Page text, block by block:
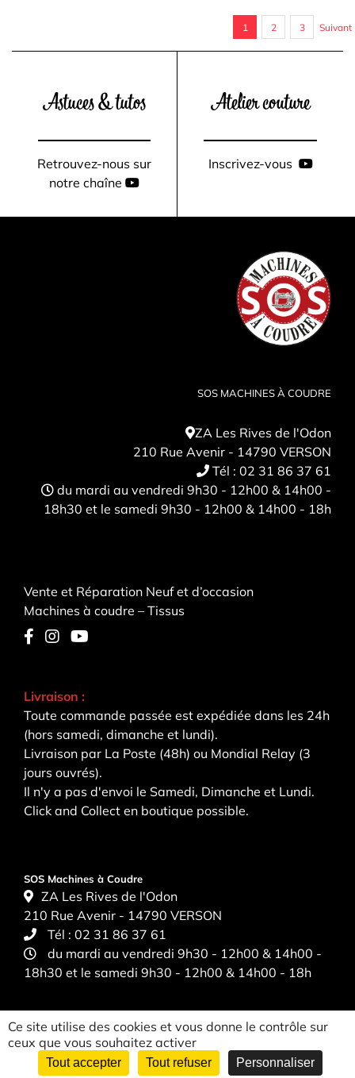
1 2 3 Suivant
Astuces & tutos
Retrouvez-nous sur
notre chaîne
Atelier couture
Inscrivez-vous
SOS MACHINES À COUDRE
ZA Les Rives de l'Odon
210 Rue Avenir - 14790 VERSON
Tél : 02 31 86 37 61
du mardi au vendredi 9h30 - 12h00 & 14h00 -
18h30 et le samedi 9h30 - 12h00 & 14h00 - 18h
Vente et Réparation Neuf et d’occasion
Machines à coudre – Tissus
Livraison :
Toute commande passée est expédiée dans les 24h
(hors samedi, dimanche et lundi).
Livraison par La Poste (48h) ou Mondial Relay (3
jours ouvrés).
Il n'y a pas d'envoi le Samedi, Dimanche et Lundi.
Click and Collect en boutique possible.
SOS Machines à Coudre
ZA Les Rives de l'Odon
210 Rue Avenir - 14790 VERSON
Tél : 02 31 86 37 61
du mardi au vendredi 9h30 - 12h00 & 14h00 -
18h30 et le samedi 9h30 - 12h00 & 14h00 - 18h
CGV|Politique de confidentialité|Mentions légales| ©Mediapilote
Ce site utilise des cookies et vous donne le contrôle sur
ceux que vous souhaitez activer
Tout accepter Tout refuser Personnaliser